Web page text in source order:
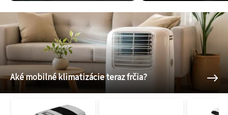
Aké mobilné klimatizácie teraz frčia?